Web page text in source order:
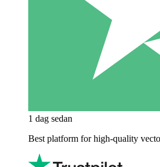
1 dag sedan
Best platform for high-quality